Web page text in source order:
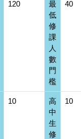
120
最
低
修
課
人
數
門
檻
40
10
高
中
生
修
10